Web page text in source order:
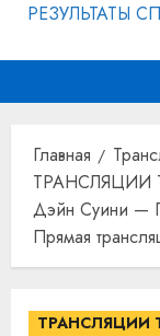
РЕЗУЛЬТАТЫ
Главная
ТРАНСЛЯЦИИ
Дэйн Суини —
Прямая
ТРАНСЛЯЦИИ